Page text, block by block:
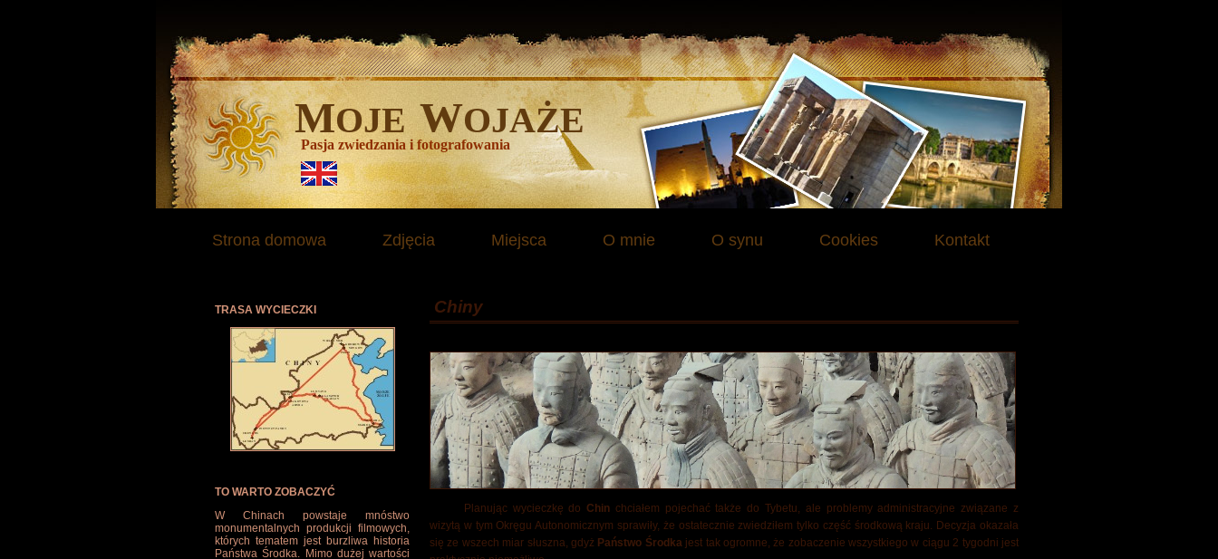
MOJE WOJAŻE
Pasja zwiedzania i fotografowania
Strona domowa Zdjęcia Miejsca O mnie O synu Cookies Kontakt
TRASA WYCIECZKI
TO WARTO ZOBACZYĆ
W Chinach powstaje mnóstwo
monumentalnych produkcji filmowych,
których tematem jest burzliwa historia
Państwa Środka. Mimo dużej wartości
Chiny
Planując wycieczkę doChin chciałem pojechać także do Tybetu, ale problemy administracyjne związane z
wizytą w tym Okręgu Autonomicznym sprawiły, że ostatecznie zwiedziłem tylko część środkową kraju. Decyzja okazała
się ze wszech miar słuszna, gdyż Państwo Środkajest tak ogromne, że zobaczenie wszystkiego w ciągu 2 tygodni jest